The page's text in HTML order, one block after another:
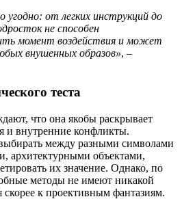
от легких инструкций до
не способен
момент воздействия и может
внушенных образов», –
теста
что она якобы раскрывает
и внутренние конфликты.
между разными символами
архитектурными объектами,
их значение. Однако, по
методы не имеют никакой
скорее к проективным фантазиям.